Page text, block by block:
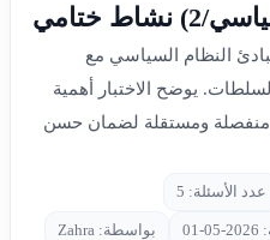
ختامي
النظام السياسي مع
يوضح الاختبار أهمية
منفصلة ومستقلة لضمان حسن
عدد الأسئلة: 5
بواسطة: Zahra